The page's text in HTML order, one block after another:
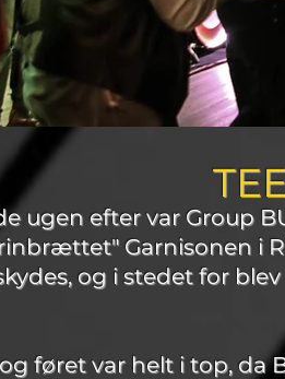
ugen efter var Group
Garnisonen i
og i stedet for
føret var helt i top, da